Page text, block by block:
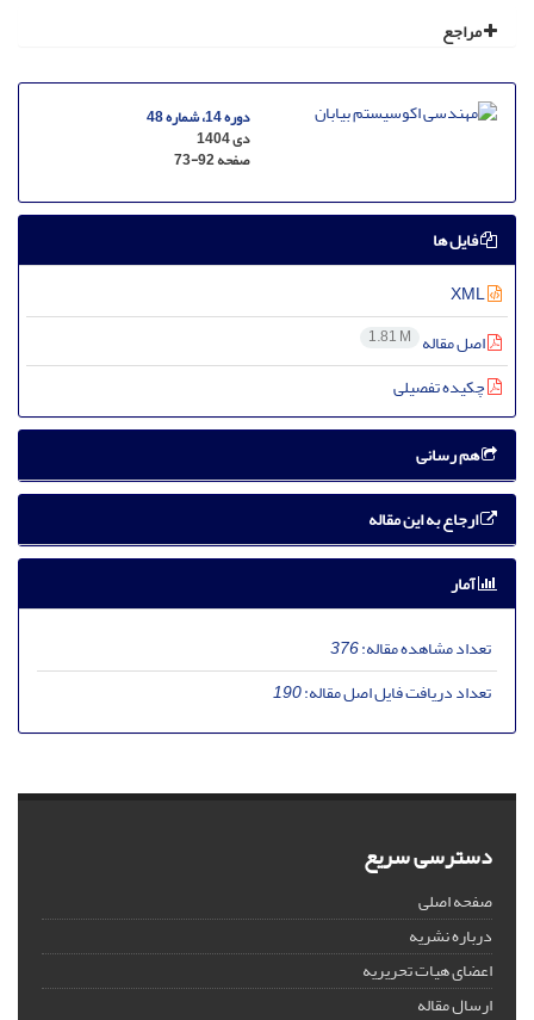
مراجع
دوره 14، شماره 48
دی 1404
صفحه73-92
فایل ها
اصل مقاله 1.81 M
چکیده تفصیلی
هم رسانی
ارجاع به این مقاله
آمار
تعداد مشاهده مقاله:376
تعداد دریافت فایل اصل مقاله:190
دسترسی سریع
صفحه اصلی
درباره نشریه
اعضای هیات تحریریه
ارسال مقاله